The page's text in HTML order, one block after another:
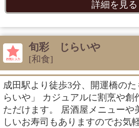
詳細を見る
旬彩 じらいや
[和食]
成田駅より徒歩3分、開運橋の
らいや」 カジュアルに割烹や創
ただけます。 居酒屋メニューや
しいお寿司もありますのでお気